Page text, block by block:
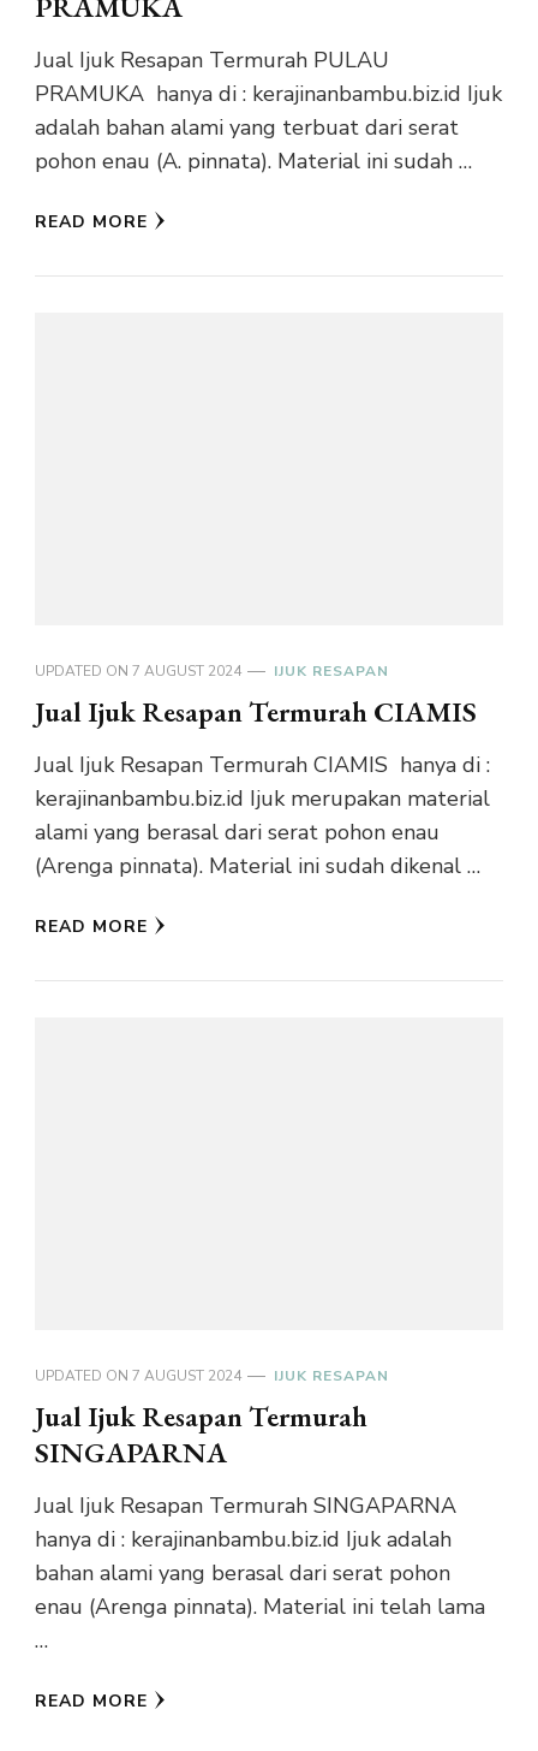
Jual Ijuk Resapan Termurah PULAU
PRAMUKA hanya di : kerajinanbambu.biz.id Ijuk
adalah bahan alami yang terbuat dari serat
pohon enau (A. pinnata). Material ini sudah …
READ MORE
UPDATED ON 7 AUGUST 2024 IJUK RESAPAN
Jual Ijuk Resapan Termurah CIAMIS
Jual Ijuk Resapan Termurah CIAMIS hanya di :
kerajinanbambu.biz.id Ijuk merupakan material
alami yang berasal dari serat pohon enau
(Arenga pinnata). Material ini sudah dikenal …
READ MORE
UPDATED ON 7 AUGUST 2024 IJUK RESAPAN
Jual Ijuk Resapan Termurah
SINGAPARNA
Jual Ijuk Resapan Termurah SINGAPARNA
hanya di : kerajinanbambu.biz.id Ijuk adalah
bahan alami yang berasal dari serat pohon
enau (Arenga pinnata). Material ini telah lama
…
READ MORE